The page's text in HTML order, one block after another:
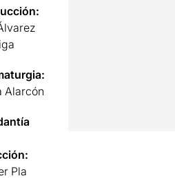
Alarcón
Pla